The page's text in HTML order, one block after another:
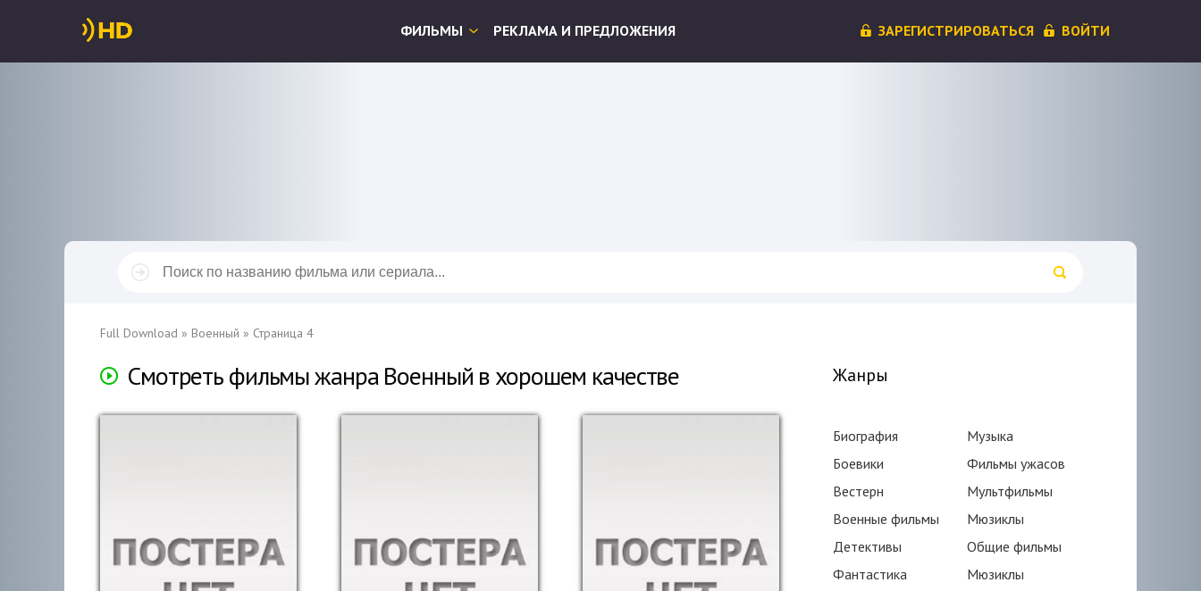
ФИЛЬМЫ РЕКЛАМА И ПРЕДЛОЖЕНИЯ ЗАРЕГИСТРИРОВАТЬСЯ ВОЙТИ
Full Download » Военный » Страница 4
Смотреть фильмы жанра Военный в хорошем качестве Жанры
Биография
Боевики
Вестерн
Военные фильмы
Детективы
Фантастика
Музыка
Фильмы ужасов
Мультфильмы
Мюзиклы
Общие фильмы
Мюзиклы